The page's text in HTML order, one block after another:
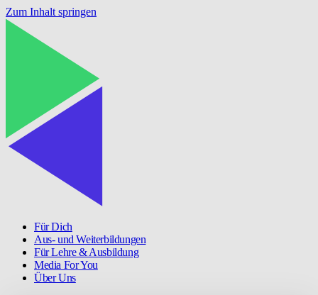
Zum Inhalt springen
Für Dich
Aus- und Weiterbildungen
Für Lehre & Ausbildung
Media For You
Über Uns